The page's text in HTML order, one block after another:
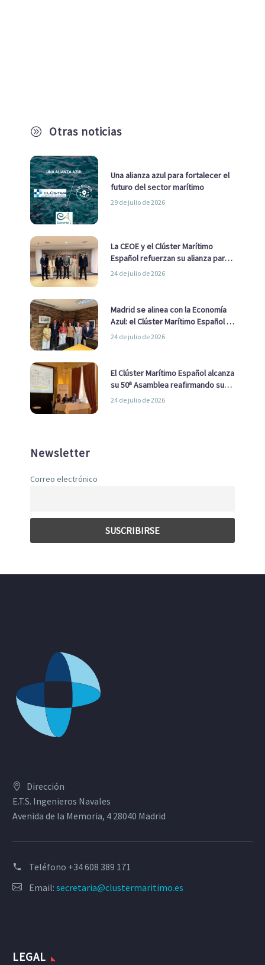
A Otras noticias
Una alianza azul para fortalecer el
futuro del sector marítimo
29 de julio de 2026
La CEOE y el Clúster Marítimo
Español refuerzan su alianza para
impulsar una estrategia Nacional
24 de julio de 2026
Madrid se alinea con la Economía
Azul: el Clúster Marítimo Español y
la Real Liga Naval avanzan alianzas
24 de julio de 2026
El Clúster Marítimo Español alcanza
su 50ª Asamblea reafirmando su
liderazgo en la Economía Azul
24 de julio de 2026
Newsletter
Correo electrónico
Dirección
E.T.S. Ingenieros Navales
Avenida de la Memoria, 4 28040 Madrid
Teléfono +34 608 389 171
Email: secretaria@clustermaritimo.es
LEGAL